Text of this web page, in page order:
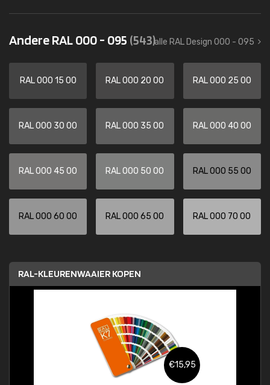
Andere RAL 000 - 095 (543)alle RAL Design 000 - 095
RAL 000 15 00 RAL 000 20 00 RAL 000 25 00
RAL 000 30 00 RAL 000 35 00 RAL 000 40 00
RAL 000 45 00 RAL 000 50 00 RAL 000 55 00
RAL 000 60 00 RAL 000 65 00 RAL 000 70 00
RAL-KLEURENWAAIER KOPEN
€15,95